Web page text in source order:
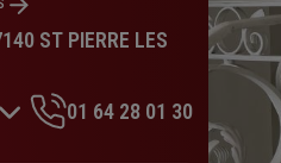
ST PIERRE LES
01 64 28 01 30